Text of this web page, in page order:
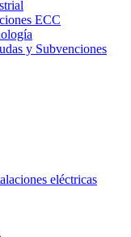
ECC
y Subvenciones
eléctricas